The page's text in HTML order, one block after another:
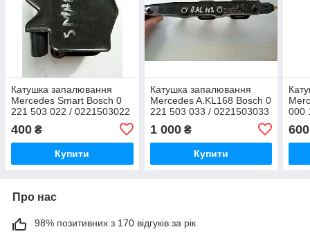
Катушка запалювання
Mercedes Smart Bosch 0
221 503 022 / 0221503022
400 ₴
Купити
Катушка запалювання
Mercedes A.KL168 Bosch 0
221 503 033 / 0221503033
A0001501380
1 000₴
Купити
000
035
600
Про нас
98% позитивних з 170 відгуків за рік